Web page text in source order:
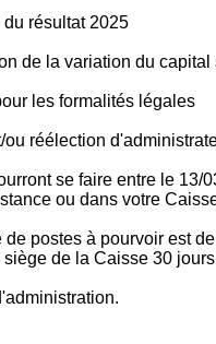
du résultat 2025
de la variation du capital
les formalités légales
ou réélection
se faire entre le 13/
ou dans votre
de postes à pourvoir est
de la Caisse 30